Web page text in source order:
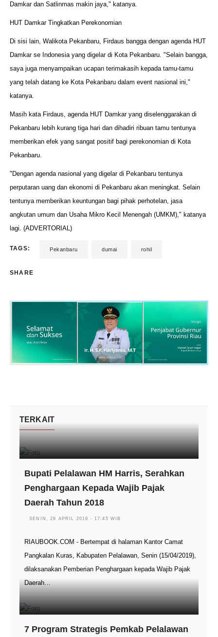
Damkar dan Satlinmas makin jaya," katanya.
HUT Damkar Tingkatkan Perekonomian
Di sisi lain, Walikota Pekanbaru, Firdaus bangga dengan agenda HUT
Damkar se Indonesia yang digelar di Kota Pekanbaru. "Selain bangga,
saya juga menyampaikan ucapan terimakasih kepada tamu-tamu
yang telah datang ke Kota Pekanbaru dalam event nasional ini,"
katanya.
Masih kata Firdaus, agenda HUT Damkar yang diselenggarakan di
Pekanbaru lebih kurang tiga hari dan dihadiri ribuan tamu tentunya
memberikan efek yang sangat positif bagi perekonomian di Kota
Pekanbaru.
"Dengan agenda nasional yang digelar di Pekanbaru tentunya
perputaran uang dan ekonomi di Pekanbaru akan meningkat. Selain
tentunya memberikan keuntungan bagi pihak perhotelan, jasa
angkutan umum dan Usaha Mikro Kecil Menengah (UMKM)," katanya
lagi. (ADVERTORIAL)
TAGS: Pekanbaru dumai rohil
SHARE
TERKAIT
Bupati Pelalawan HM Harris, Serahkan
Penghargaan Kepada Wajib Pajak
Daerah Tahun 2018
SENIN, 29 APRIL 2019 - 17:45 WIB
RIAUBOOK.COM - Bertempat di halaman Kantor Camat
Pangkalan Kuras, Kabupaten Pelalawan, Senin (15/04/2019),
dilaksanakan Pemberian Penghargaan kepada Wajib Pajak
Daerah…
7 Program Strategis Pemkab Pelalawan